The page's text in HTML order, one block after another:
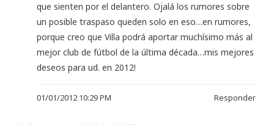
que sienten por el delantero. Ojalá los rumores sobre
un posible traspaso queden solo en eso…en rumores,
porque creo que Villa podrá aportar muchísimo más al
mejor club de fútbol de la última década…mis mejores
deseos para ud. en 2012!
01/01/2012 10:29 PM Responder